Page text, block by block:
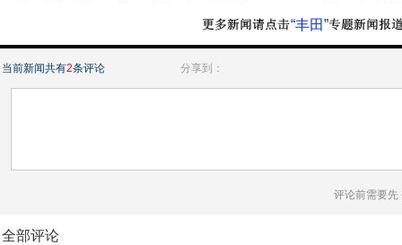
“丰田”
当前新闻共有2条评论 分享到：
评论前需要先
全部评论